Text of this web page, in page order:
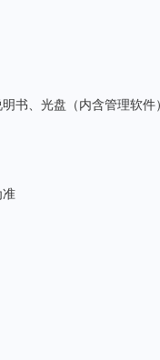
书、光盘（内含管理软